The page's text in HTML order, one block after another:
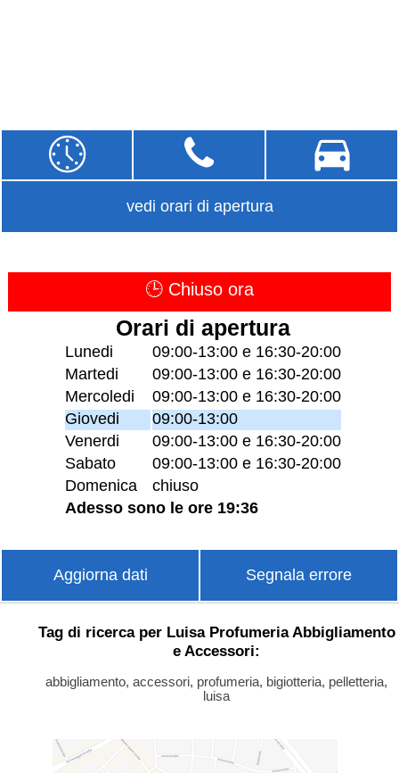
vedi orari di apertura
🕒 Chiuso ora
Orari di apertura
Lunedi
09:00-13:00 e 16:30-20:00
Martedi
09:00-13:00 e 16:30-20:00
Mercoledi
09:00-13:00 e 16:30-20:00
Giovedi
09:00-13:00
Venerdi
09:00-13:00 e 16:30-20:00
Sabato
09:00-13:00 e 16:30-20:00
Domenica
chiuso
Adesso sono le ore 19:36
Aggiorna dati Segnala errore
Tag di ricerca per Luisa Profumeria Abbigliamento
e Accessori:
abbigliamento, accessori, profumeria, bigiotteria, pelletteria,
luisa